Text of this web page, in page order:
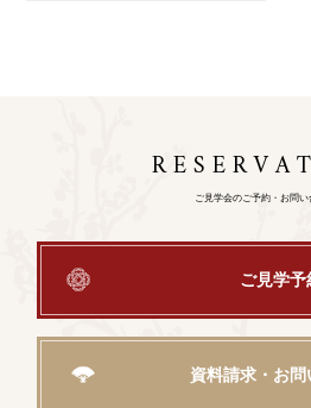
ご見学会のご予約・お問い
ご見学予
資料請求・お問